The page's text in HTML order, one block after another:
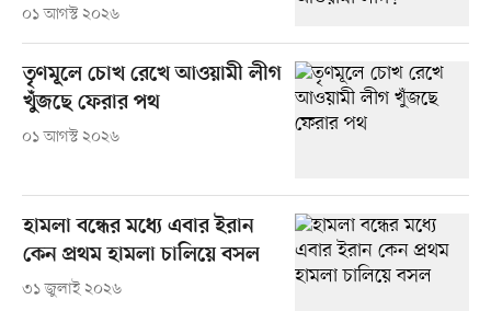
০১ আগস্ট ২০২৬
তৃণমূলে চোখ রেখে আওয়ামী লীগ
খুঁজছে ফেরার পথ
০১ আগস্ট ২০২৬
হামলা বন্ধের মধ্যে এবার ইরান
কেন প্রথম হামলা চালিয়ে বসল
৩১ জুলাই ২০২৬